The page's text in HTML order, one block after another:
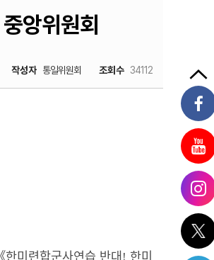
앙위원회
작성자 통일위원회 조회수 34112
한미련합군사연습 반대 ! 한미